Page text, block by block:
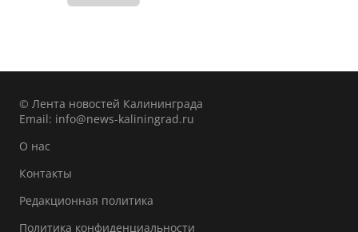
© Лента новостей Калининграда
Email: info@news-kaliningrad.ru
О нас
Контакты
Редакционная политика
Политика конфиденциальности